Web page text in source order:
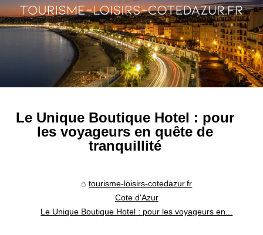
Le Unique Boutique Hotel : pour
les voyageurs en quête de
tranquillité
tourisme-loisirs-cotedazur.fr
Cote d'Azur
Le Unique Boutique Hotel : pour les voyageurs en...